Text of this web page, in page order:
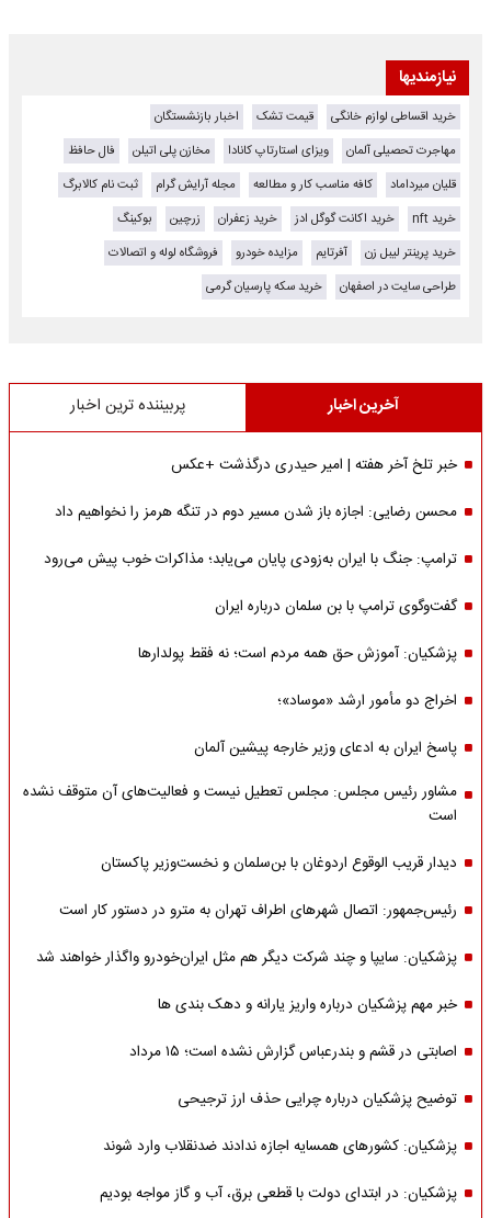
نیازمندیها
خرید اقساطی لوازم خانگی قیمت تشک
اخبار بازنشستگان
مهاجرت تحصیلی آلمان
ویزای استارتاپ کانادا مخازن پلی اتیلن
فال حافظ
قلیان میرداماد
کافه مناسب کار و مطالعه مجله آرایش گرام
ثبت نام کالابرگ
خرید nft
خرید اکانت گوگل ادز خرید زعفران زرچین
بوکینگ
خرید پرینتر لیبل زن
آفرتایم مزایده خودرو
فروشگاه لوله و اتصالات
طراحی سایت در اصفهان
خرید سکه پارسیان گرمی
آخرین اخبار پربیننده ترین اخبار
خبر تلخ آخر هفته | امیر حیدری درگذشت +عکس
محسن رضایی: اجازه باز شدن مسیر دوم در تنگه هرمز را نخواهیم داد
ترامپ: جنگ با ایران به‌زودی پایان می‌یابد؛ مذاکرات خوب پیش می‌رود
گفت‌وگوی ترامپ با بن سلمان درباره ایران
پزشکیان: آموزش حق همه مردم است؛ نه فقط پولدارها
اخراج دو مأمور ارشد «موساد»؛
پاسخ ایران به ادعای وزیر خارجه پیشین آلمان
مشاور رئیس مجلس: مجلس تعطیل نیست و فعالیت‌های آن متوقف نشده
است
دیدار قریب الوقوع اردوغان با بن‌سلمان و نخست‌وزیر پاکستان
رئیس‌جمهور: اتصال شهرهای اطراف تهران به مترو در دستور کار است
پزشکیان: سایپا و چند شرکت دیگر هم مثل ایران‌خودرو واگذار خواهند شد
خبر مهم پزشکیان درباره واریز یارانه و دهک بندی ها
اصابتی در قشم و بندرعباس گزارش نشده است؛ ۱۵ مرداد
توضیح پزشکیان درباره چرایی حذف ارز ترجیحی
پزشکیان: کشورهای همسایه اجازه ندادند ضدنقلاب وارد شوند
پزشکیان: در ابتدای دولت با قطعی برق، آب و گاز مواجه بودیم